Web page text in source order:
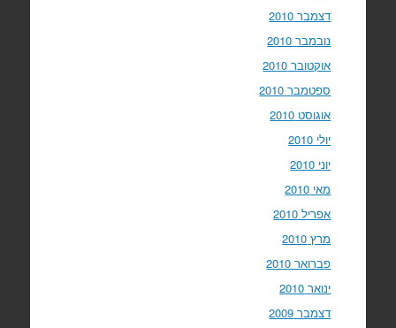
דצמבר 2010
נובמבר 2010
אוקטובר 2010
ספטמבר 2010
אוגוסט 2010
יולי 2010
יוני 2010
מאי 2010
אפריל 2010
מרץ 2010
פברואר 2010
ינואר 2010
דצמבר 2009